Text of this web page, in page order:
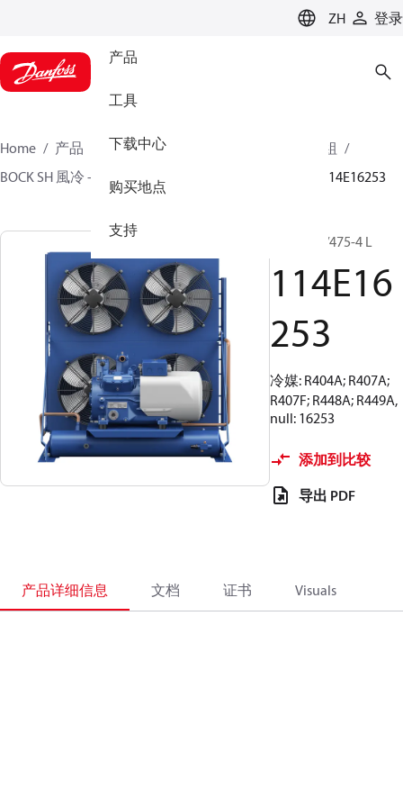
ZH 登录
产品
工具
下载中心
购买地点
支持
Home 产品 氣候方案事業部製冷業務
冷凝機組
BOCK SH 風冷 - 單段
BOCK semi hermetic SHA-L 114E16253
SHAX44e/475-4 L
114E16
253
冷媒: R404A; R407A;
R407F; R448A; R449A,
null: 16253
添加到比较
导出 PDF
产品详细信息 文档 证书 Visuals